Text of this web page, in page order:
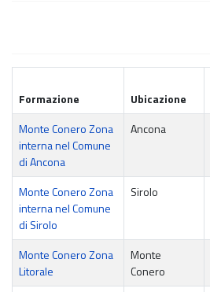
Formazione Ubicazione
Monte Conero Zona
interna nel Comune
di Ancona
Ancona
Monte Conero Zona
interna nel Comune
di Sirolo
Sirolo
Monte Conero Zona
Litorale
Monte
Conero